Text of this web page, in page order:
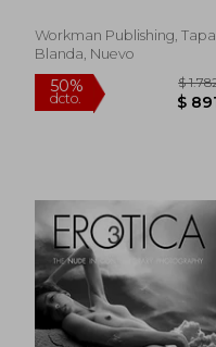
Workman Publishing, Tapa
Blanda, Nuevo